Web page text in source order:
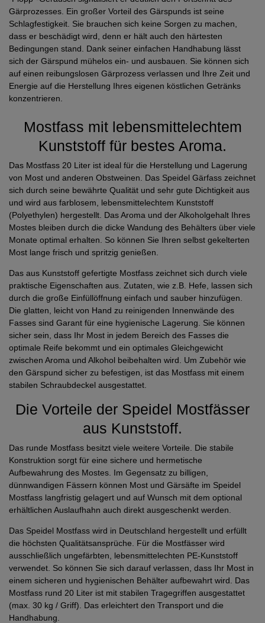
Gärprozesses. Ein großer Vorteil des Gärspunds ist seine
Schlagfestigkeit. Sie brauchen sich keine Sorgen zu machen,
dass er beschädigt wird, denn er hält auch den härtesten
Bedingungen stand. Dank seiner einfachen Handhabung lässt
sich der Gärspund mühelos ein- und ausbauen. Sie können sich
auf einen reibungslosen Gärprozess verlassen und Ihre Zeit und
Energie auf die Herstellung Ihres eigenen köstlichen Getränks
konzentrieren.
Mostfass mit lebensmittelechtem
Kunststoff für bestes Aroma.
Das Mostfass 20 Liter ist ideal für die Herstellung und Lagerung
von Most und anderen Obstweinen. Das Speidel Gärfass zeichnet
sich durch seine bewährte Qualität und sehr gute Dichtigkeit aus
und wird aus farblosem, lebensmittelechtem Kunststoff
(Polyethylen) hergestellt. Das Aroma und der Alkoholgehalt Ihres
Mostes bleiben durch die dicke Wandung des Behälters über viele
Monate optimal erhalten. So können Sie Ihren selbst gekelterten
Most lange frisch und spritzig genießen.
Das aus Kunststoff gefertigte Mostfass zeichnet sich durch viele
praktische Eigenschaften aus. Zutaten, wie z.B. Hefe, lassen sich
durch die große Einfüllöffnung einfach und sauber hinzufügen.
Die glatten, leicht von Hand zu reinigenden Innenwände des
Fasses sind Garant für eine hygienische Lagerung. Sie können
sicher sein, dass Ihr Most in jedem Bereich des Fasses die
optimale Reife bekommt und ein optimales Gleichgewicht
zwischen Aroma und Alkohol beibehalten wird. Um Zubehör wie
den Gärspund sicher zu befestigen, ist das Mostfass mit einem
stabilen Schraubdeckel ausgestattet.
Die Vorteile der Speidel Mostfässer
aus Kunststoff.
Das runde Mostfass besitzt viele weitere Vorteile. Die stabile
Konstruktion sorgt für eine sichere und hermetische
Aufbewahrung des Mostes. Im Gegensatz zu billigen,
dünnwandigen Fässern können Most und Gärsäfte im Speidel
Mostfass langfristig gelagert und auf Wunsch mit dem optional
erhältlichen Auslaufhahn auch direkt ausgeschenkt werden.
Das Speidel Mostfass wird in Deutschland hergestellt und erfüllt
die höchsten Qualitätsansprüche. Für die Mostfässer wird
ausschließlich ungefärbten, lebensmittelechten PE-Kunststoff
verwendet. So können Sie sich darauf verlassen, dass Ihr Most in
einem sicheren und hygienischen Behälter aufbewahrt wird. Das
Mostfass rund 20 Liter ist mit stabilen Tragegriffen ausgestattet
(max. 30 kg / Griff). Das erleichtert den Transport und die
Handhabung.